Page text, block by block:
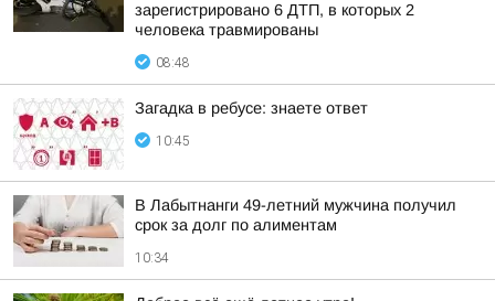
зарегистрировано 6 ДТП, в которых 2
человека травмированы
08:48
Загадка в ребусе: знаете ответ
10:45
В Лабытнанги 49-летний мужчина получил
срок за долг по алиментам
10:34